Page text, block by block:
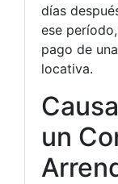
días
ese
pago de
locativa.
un